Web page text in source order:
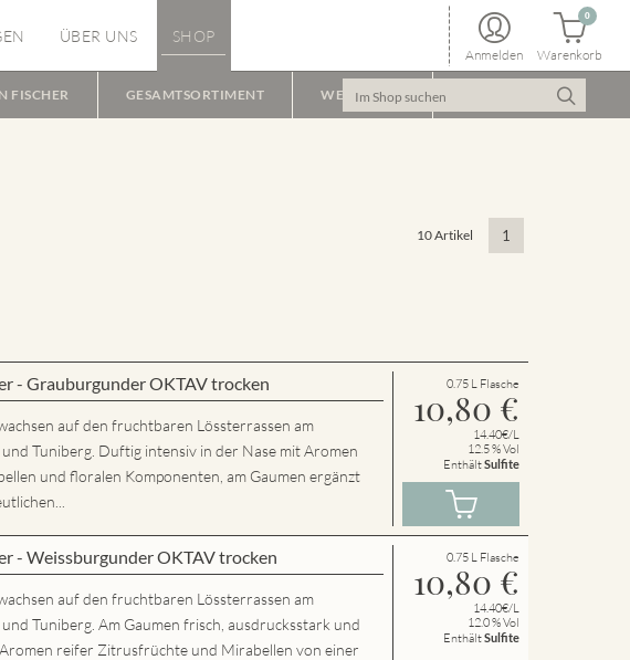
ÜBER UNS SHOP
Anmelden Warenkorb
0
FISCHER GESAMTSORTIMENT WEINPAKET
10 Artikel 1
- Grauburgunder OKTAV trocken
auf den fruchtbaren Lössterrassen am
Tuniberg. Duftig intensiv in der Nase mit Aromen
und floralen Komponenten, am Gaumen ergänzt
0.75 L Flasche
10,80 €
14.40€/L
12.5 % Vol
EnthältSulfite
- Weissburgunder OKTAV trocken
auf den fruchtbaren Lössterrassen am
Tuniberg. Am Gaumen frisch, ausdrucksstark und
reifer Zitrusfrüchte und Mirabellen von einer
0.75 L Flasche
10,80 €
14.40€/L
12.0 % Vol
EnthältSulfite